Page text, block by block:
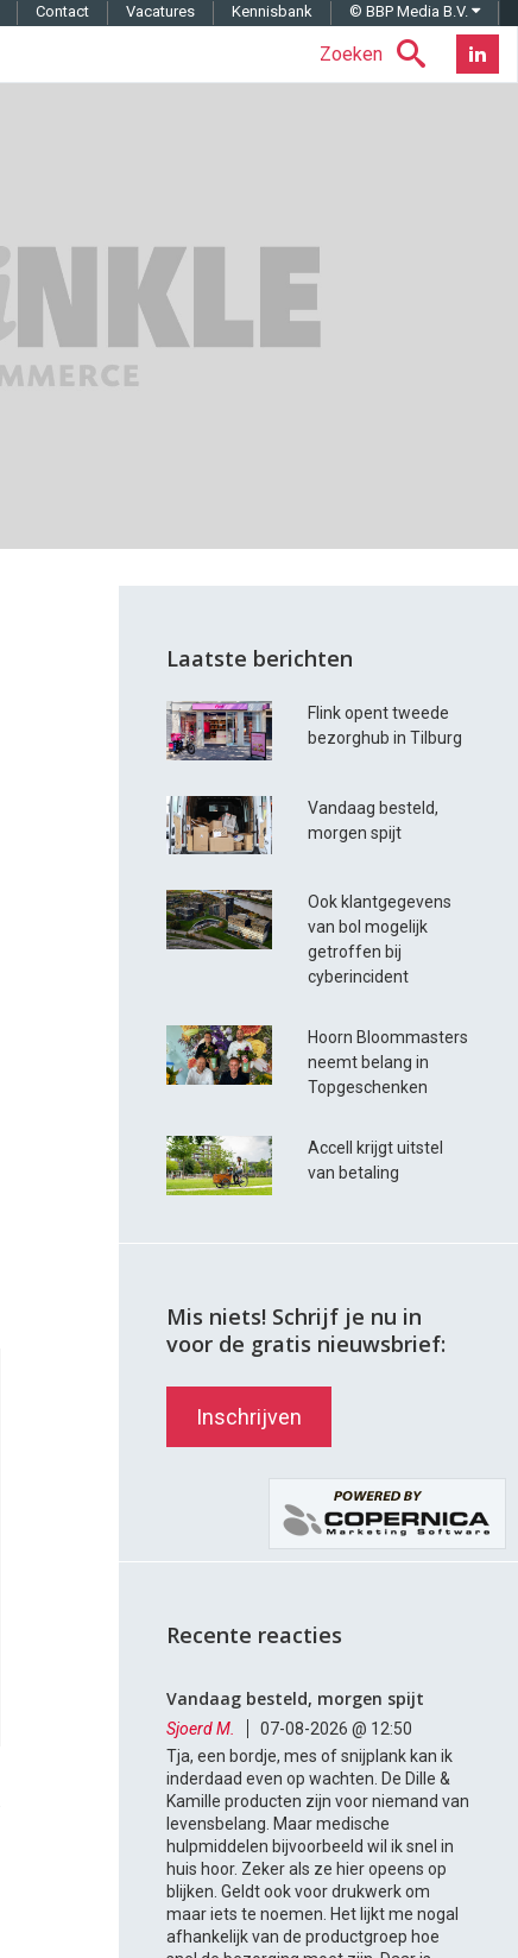
Zoeken
Contact Vacatures Kennisbank © BBP Media B.V.
Laatste berichten
Flink opent tweede
bezorghub in Tilburg
Vandaag besteld,
morgen spijt
Ook klantgegevens
van bol mogelijk
getroffen bij
cyberincident
Hoorn Bloommasters
neemt belang in
Topgeschenken
Accell krijgt uitstel
van betaling
Mis niets! Schrijf je nu in
voor de gratis nieuwsbrief:
Inschrijven
Recente reacties
Vandaag besteld, morgen spijt
Sjoerd M.
07-08-2026 @ 12:50
Tja, een bordje, mes of snijplank kan ik
inderdaad even op wachten. De Dille &
Kamille producten zijn voor niemand van
levensbelang. Maar medische
hulpmiddelen bijvoorbeeld wil ik snel in
huis hoor. Zeker als ze hier opeens op
blijken. Geldt ook voor drukwerk om
maar iets te noemen. Het lijkt me nogal
afhankelijk van de productgroep hoe